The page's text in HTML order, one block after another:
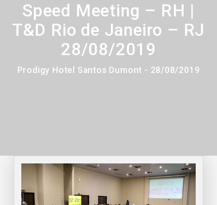
Speed Meeting – RH |
T&D Rio de Janeiro – RJ
28/08/2019
Prodigy Hotel Santos Dumont - 28/08/2019